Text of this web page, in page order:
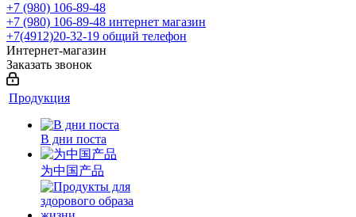
+7 (980) 106-89-48
+7 (980) 106-89-48 интернет магазин
+7(4912)20-32-19 общий телефон
Интернет-магазин
Заказать звонок
Продукция
В дни поста
为中国产品